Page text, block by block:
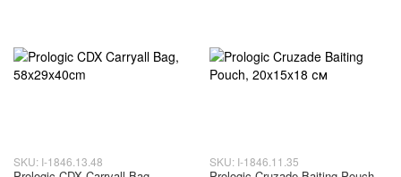
SKU: I-1846.13.48 SKU: I-1846.11.35